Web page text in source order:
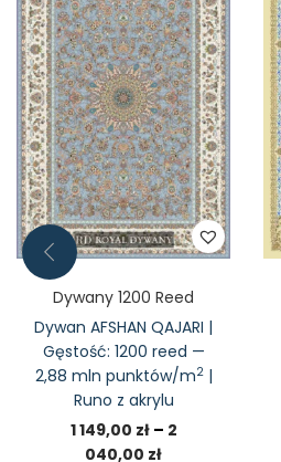
Dywany 1200 Reed
Dywan AFSHAN QAJARI |
Gęstość: 1200 reed —
2,88 mln punktów/m2|
Runo z akrylu
1 149,00 zł – 2
040,00 zł